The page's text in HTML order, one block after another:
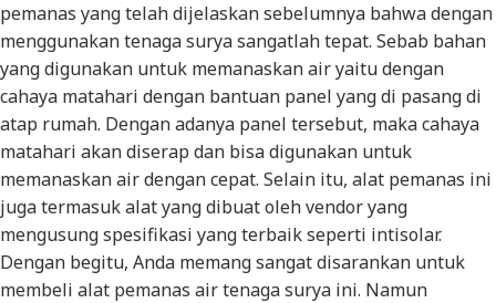
pemanas yang telah dijelaskan sebelumnya bahwa dengan
menggunakan tenaga surya sangatlah tepat. Sebab bahan
yang digunakan untuk memanaskan air yaitu dengan
cahaya matahari dengan bantuan panel yang di pasang di
atap rumah. Dengan adanya panel tersebut, maka cahaya
matahari akan diserap dan bisa digunakan untuk
memanaskan air dengan cepat. Selain itu, alat pemanas ini
juga termasuk alat yang dibuat oleh vendor yang
mengusung spesifikasi yang terbaik seperti intisolar.
Dengan begitu, Anda memang sangat disarankan untuk
membeli alat pemanas air tenaga surya ini. Namun